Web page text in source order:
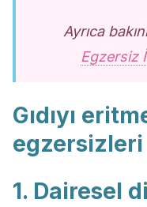
Ayrıca
Egzersiz
Gıdıyı
egzersizleri
1. Dairesel